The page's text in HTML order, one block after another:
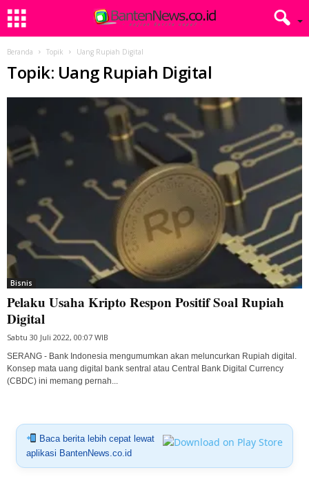
Beranda Topik Uang Rupiah Digital
Topik: Uang Rupiah Digital
Bisnis
Pelaku Usaha Kripto Respon Positif Soal Rupiah
Digital
Sabtu 30 Juli 2022, 00:07 WIB
SERANG - Bank Indonesia mengumumkan akan meluncurkan Rupiah digital.
Konsep mata uang digital bank sentral atau Central Bank Digital Currency
(CBDC) ini memang pernah...
Baca berita lebih cepat lewat
aplikasi BantenNews.co.id